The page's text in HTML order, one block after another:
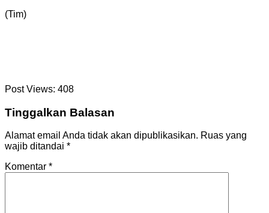
(Tim)
Post Views: 408
Tinggalkan Balasan
Alamat email Anda tidak akan dipublikasikan. Ruas yang
wajib ditandai *
Komentar *